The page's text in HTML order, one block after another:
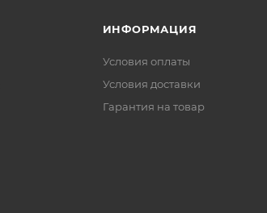
ИНФОРМАЦИЯ
Условия оплаты
Условия доставки
Гарантия на товар